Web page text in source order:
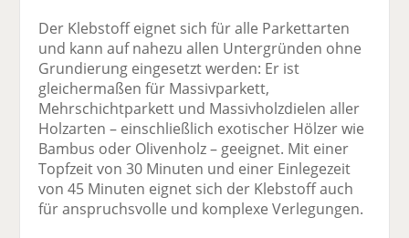
Der Klebstoff eignet sich für alle Parkettarten
und kann auf nahezu allen Untergründen ohne
Grundierung eingesetzt werden: Er ist
gleichermaßen für Massivparkett,
Mehrschichtparkett und Massivholzdielen aller
Holzarten – einschließlich exotischer Hölzer wie
Bambus oder Olivenholz – geeignet. Mit einer
Topfzeit von 30 Minuten und einer Einlegezeit
von 45 Minuten eignet sich der Klebstoff auch
für anspruchsvolle und komplexe Verlegungen.